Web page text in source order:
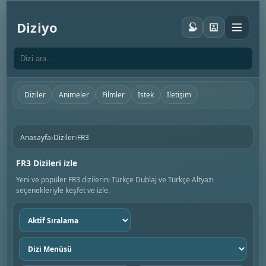
Diziyo
Diziler Animeler Filmler İstek İletişim
Anasayfa›Diziler›FR3
FR3 Dizileri izle
Yeni ve popüler FR3 dizilerini Türkçe Dublaj ve Türkçe Altyazı
seçenekleriyle keşfet ve izle.
Sıralama
seç
Dizi
menüsü